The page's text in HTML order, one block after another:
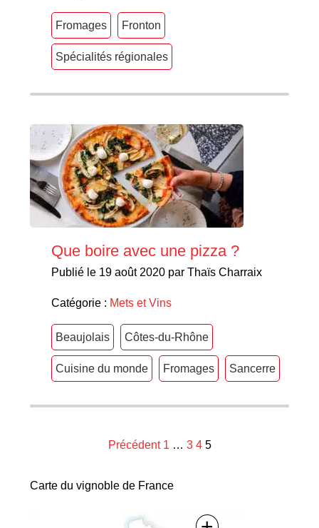
Fromages Fronton
Spécialités régionales
Que boire avec une pizza ?
Publié le 19 août 2020 par Thaïs Charraix
Catégorie : Mets et Vins
Beaujolais Côtes-du-Rhône
Cuisine du monde Fromages Sancerre
des
Précédent 1 … 3 4 5
Carte du vignoble de France